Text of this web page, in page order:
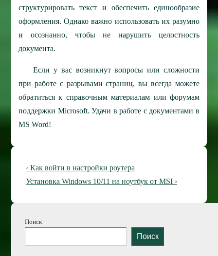
структурировать текст и обеспечить единообразие
оформления. Однако важно использовать их разумно
и осознанно, чтобы не нарушить целостность
документа.
Если у вас возникнут вопросы или сложности
при работе с разрывами страниц, вы всегда можете
обратиться к справочным материалам или форумам
поддержки Microsoft. Удачи в работе с документами в
MS Word!
Навигация
по
Предыдущая
запись
‹ Как войти в настройки роутера
Следующая
Установка Windows 10/11 на ноутбук от MSI ›
Поиск
Поиск